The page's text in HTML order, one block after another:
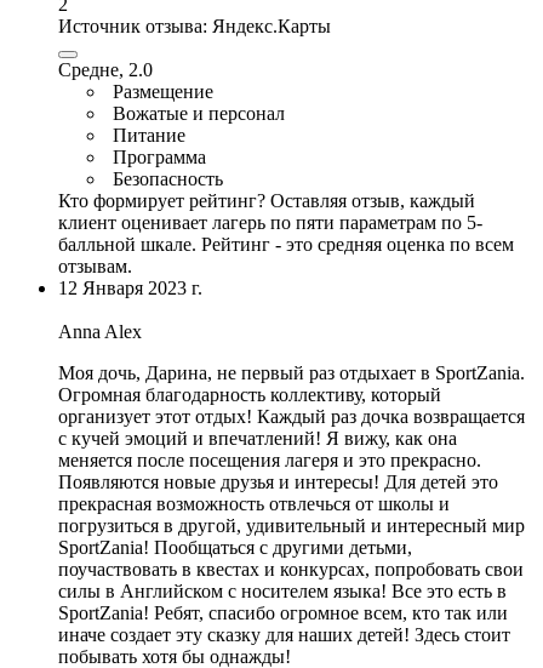
Источник отзыва: Яндекс.Карты
Средне, 2.0
Размещение
Вожатые и персонал
Питание
Программа
Безопасность
Кто формирует рейтинг? Оставляя отзыв, каждый
клиент оценивает лагерь по пяти параметрам по 5-
балльной шкале. Рейтинг - это средняя оценка по всем
отзывам.
12 Января 2023 г.
Anna Alex
Моя дочь, Дарина, не первый раз отдыхает в SportZania.
Огромная благодарность коллективу, который
организует этот отдых! Каждый раз дочка возвращается
с кучей эмоций и впечатлений! Я вижу, как она
меняется после посещения лагеря и это прекрасно.
Появляются новые друзья и интересы! Для детей это
прекрасная возможность отвлечься от школы и
погрузиться в другой, удивительный и интересный мир
SportZania! Пообщаться с другими детьми,
поучаствовать в квестах и конкурсах, попробовать свои
силы в Английском с носителем языка! Все это есть в
SportZania! Ребят, спасибо огромное всем, кто так или
иначе создает эту сказку для наших детей! Здесь стоит
побывать хотя бы однажды!